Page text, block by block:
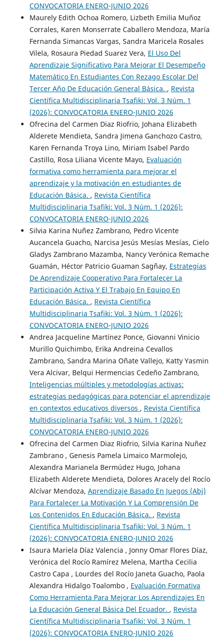
CONVOCATORIA ENERO-JUNIO 2026
Maurely Edith Ochoa Romero, Lizbeth Emilia Muñoz
Corrales, Karen Monserrate Caballero Mendoza, María
Fernanda Simancas Vargas, Sandra Maricela Rosales
Vilela, Rosaura Piedad Suarez Vera, El Uso Del
Aprendizaje Significativo Para Mejorar El Desempeño
Matemático En Estudiantes Con Rezago Escolar Del
Tercer Año De Educación General Básica. , Revista
Científica Multidisciplinaria Tsafiki: Vol. 3 Núm. 1
(2026): CONVOCATORIA ENERO-JUNIO 2026
Ofrecina del Carmen Diaz Riofrio, Johana Elizabeth
Alderete Mendieta, Sandra Jimena Ganchozo Castro,
Karen Fernanda Troya Lino, Miriam Isabel Pardo
Castillo, Rosa Liliana Vicente Mayo, Evaluación
formativa como herramienta para mejorar el
aprendizaje y la motivación en estudiantes de
Educación Básica. , Revista Científica
Multidisciplinaria Tsafiki: Vol. 3 Núm. 1 (2026):
CONVOCATORIA ENERO-JUNIO 2026
Silvia Karina Nuñez Zambrano, Pedro Vicente
Aucancela Guacho, Narcisa Jesús Mesías Mesías, Cielo
Gladys Zambrano Mazamba, Nancy Verónica Remache
Guamán, Héctor Patricio Guaman Sagñay, Estrategias
De Aprendizaje Cooperativo Para Fortalecer La
Participación Activa Y El Trabajo En Equipo En
Educación Básica. , Revista Científica
Multidisciplinaria Tsafiki: Vol. 3 Núm. 1 (2026):
CONVOCATORIA ENERO-JUNIO 2026
Andrea Jacqueline Martínez Ponce, Giovanni Vinicio
Murillo Quichimbo, Erika Andreina Cevallos
Zambrano, Sandra Marina Oñate Vallejo, Katty Yasmin
Vera Alcivar, Belqui Hermencias Cedeño Zambrano,
Inteligencias múltiples y metodologías activas:
estrategias pedagógicas para potenciar el aprendizaje
en contextos educativos diversos , Revista Científica
Multidisciplinaria Tsafiki: Vol. 3 Núm. 1 (2026):
CONVOCATORIA ENERO-JUNIO 2026
Ofrecina del Carmen Diaz Riofrio, Silvia Karina Nuñez
Zambrano , Genesis Pamela Limaico Marmolejo,
Alexandra Marianela Bermúdez Hugo, Johana
Elizabeth Alderete Mendieta, Dolores Aracely del Rocío
Alcívar Mendoza, Aprendizaje Basado En Juegos (Abj)
Para Fortalecer La Motivación Y La Comprensión De
Los Contenidos En Educación Básica. , Revista
Científica Multidisciplinaria Tsafiki: Vol. 3 Núm. 1
(2026): CONVOCATORIA ENERO-JUNIO 2026
Isaura Mariela Díaz Valencia , Jonny Omar Flores Díaz,
Verónica del Rocío Ramírez Melena, Martha Cecilia
Castro Capa , Lourdes del Rocío Janeta Guacho, Paola
Alexandra Hidalgo Toalombo , Evaluación Formativa
Como Herramienta Para Mejorar Los Aprendizajes En
La Educación General Básica Del Ecuador. , Revista
Científica Multidisciplinaria Tsafiki: Vol. 3 Núm. 1
(2026): CONVOCATORIA ENERO-JUNIO 2026